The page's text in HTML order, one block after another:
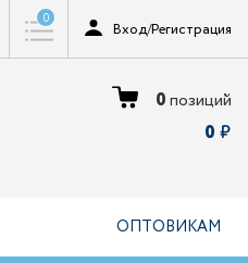
0
Вход/Регистрация
0позиций
0
ОПТОВИКАМ